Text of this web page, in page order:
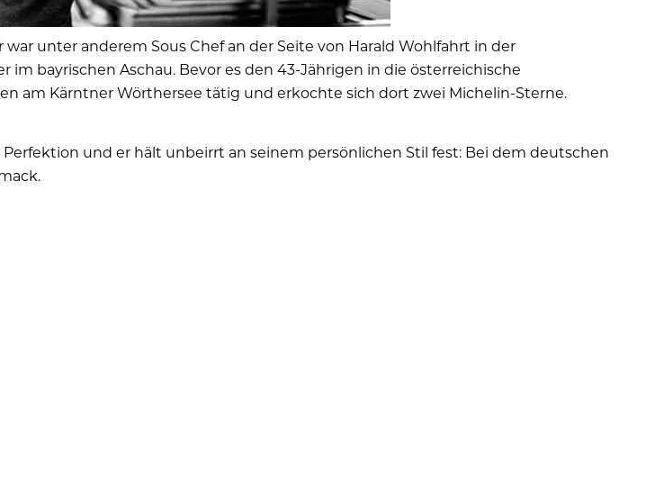
unter anderem Sous Chef an der Seite von Harald Wohlfahrt in der
bayrischen Aschau. Bevor es den 43-Jährigen in die österreichische
am Kärntner Wörthersee tätig und erkochte sich dort zwei Michelin-Sterne.
und er hält unbeirrt an seinem persönlichen Stil fest: Bei dem deutschen